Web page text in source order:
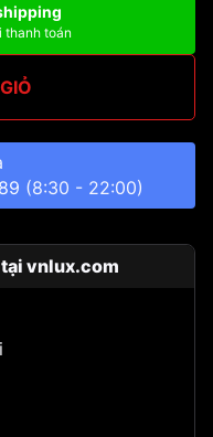
thanh toán
(8:30 - 22:00)
vnlux.com